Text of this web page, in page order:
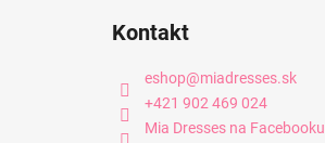
Kontakt
eshop@miadresses.sk
+421 902 469 024
Mia Dresses na Facebooku